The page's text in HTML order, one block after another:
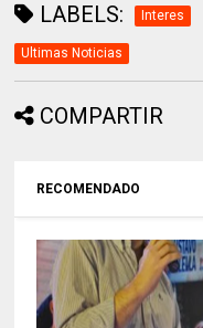
LABELS: Interes
Ultimas Noticias
COMPARTIR
RECOMENDADO